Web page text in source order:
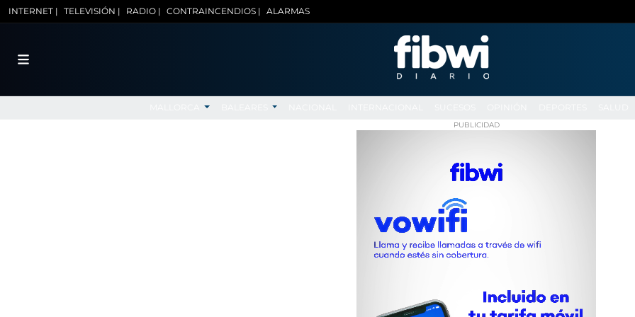
INTERNET | TELEVISIÓN | RADIO | CONTRAINCENDIOS | ALARMAS